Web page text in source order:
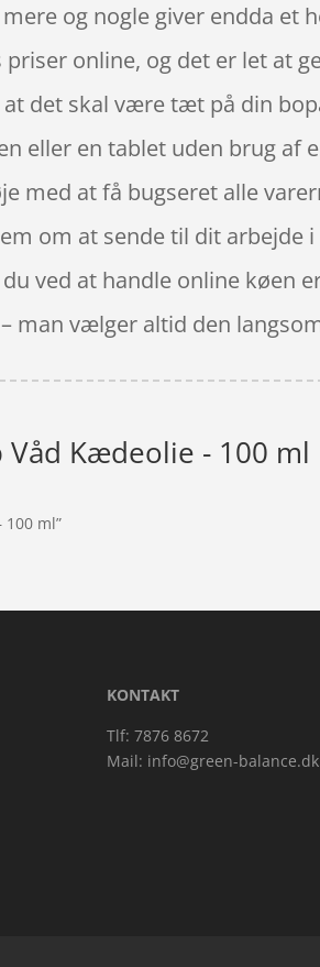
og nogle giver endda et
online, og det er let at
det skal være tæt på din
eller en tablet uden brug af
med at få bugseret alle
om at sende til dit arbejde
ved at handle online køen
man vælger altid den
Våd Kædeolie - 100 ml
ml”
KONTAKT
Tlf: 7876 8672
Mail: info@green-balance.dk